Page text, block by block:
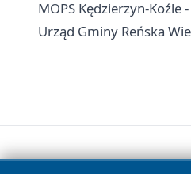
MOPS Kędzierzyn-
Urząd Gminy Reńska